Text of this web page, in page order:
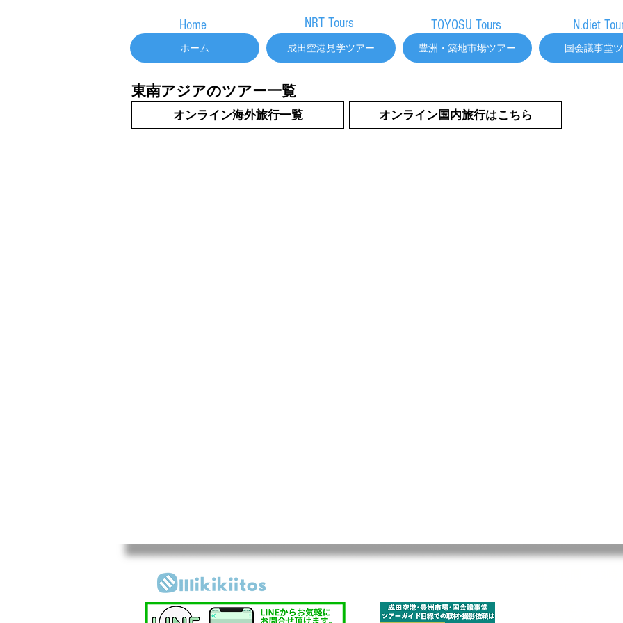
ホーム 成田空港見学ツアー 豊洲・築地市場ツアー 国会議事堂
Home TOYOSU Tours N.diet
NRT Tours
東南アジアのツアー一覧
オンライン海外旅行一覧 オンライン国内旅行はこちら